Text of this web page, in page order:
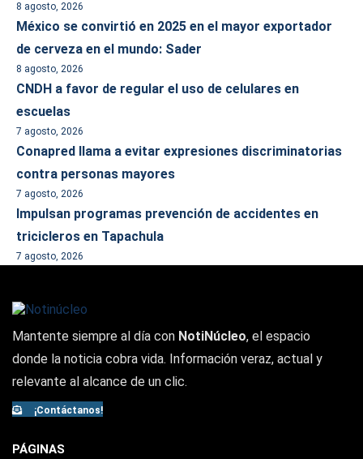
8 agosto, 2026
México se convirtió en 2025 en el mayor exportador
de cerveza en el mundo: Sader
8 agosto, 2026
CNDH a favor de regular el uso de celulares en
escuelas
7 agosto, 2026
Conapred llama a evitar expresiones discriminatorias
contra personas mayores
7 agosto, 2026
Impulsan programas prevención de accidentes en
tricicleros en Tapachula
7 agosto, 2026
Mantente siempre al día con NotiNúcleo, el espacio
donde la noticia cobra vida. Información veraz, actual y
relevante al alcance de un clic.
¡Contáctanos!
PÁGINAS